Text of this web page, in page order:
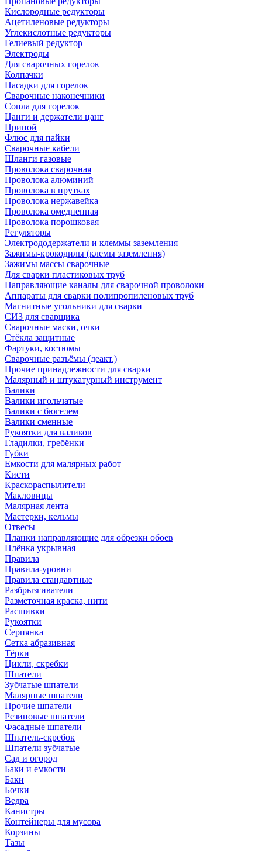
Кислородные редукторы
Ацетиленовые редукторы
Углекислотные редукторы
Гелиевый редуктор
Электроды
Для сварочных горелок
Колпачки
Насадки для горелок
Сварочные наконечники
Сопла для горелок
Цанги и держатели цанг
Припой
Флюс для пайки
Сварочные кабели
Шланги газовые
Проволока сварочная
Проволока алюминий
Проволока в прутках
Проволока нержавейка
Проволока омедненная
Проволока порошковая
Регуляторы
Электрододержатели и клеммы заземления
Зажимы-крокодилы (клемы заземления)
Зажимы массы сварочные
Для сварки пластиковых труб
Направляющие каналы для сварочной проволоки
Аппараты для сварки полипропиленовых труб
Магнитные угольники для сварки
СИЗ для сварщика
Сварочные маски, очки
Стёкла защитные
Фартуки, костюмы
Сварочные разъёмы (деакт.)
Прочие принадлежности для сварки
Малярный и штукатурный инструмент
Валики
Валики игольчатые
Валики с бюгелем
Валики сменные
Рукоятки для валиков
Гладилки, гребёнки
Губки
Емкости для малярных работ
Кисти
Краскораспылители
Макловицы
Малярная лента
Мастерки, кельмы
Отвесы
Планки направляющие для обрезки обоев
Плёнка укрывная
Правила
Правила-уровни
Правила стандартные
Разбрызгиватели
Разметочная краска, нити
Расшивки
Рукоятки
Серпянка
Сетка абразивная
Тёрки
Цикли, скребки
Шпатели
Зубчатые шпатели
Малярные шпатели
Прочие шпатели
Резиновые шпатели
Фасадные шпатели
Шпатель-скребок
Шпатели зубчатые
Сад и огород
Баки и емкости
Баки
Бочки
Ведра
Канистры
Контейнеры для мусора
Корзины
Тазы